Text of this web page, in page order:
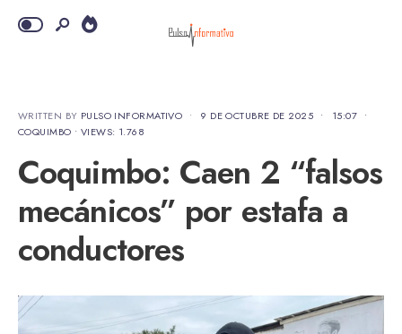
WRITTEN BY PULSO INFORMATIVO • 9 DE OCTUBRE DE 2025 • 15:07 •
COQUIMBO • VIEWS: 1.768
Coquimbo: Caen 2 “falsos
mecánicos” por estafa a
conductores